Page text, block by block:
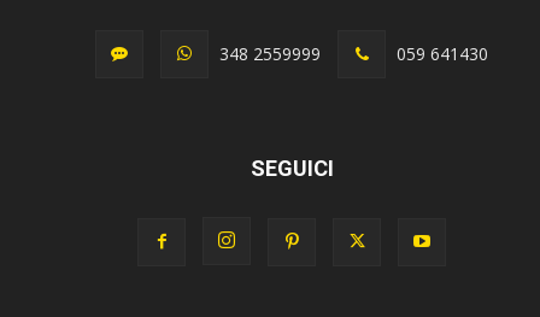
348 2559999 059 641430
SEGUICI